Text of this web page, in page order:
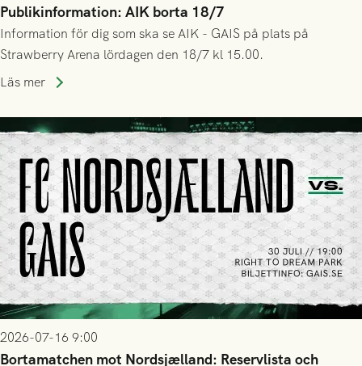
Publikinformation: AIK borta 18/7
Information för dig som ska se AIK - GAIS på plats på
Strawberry Arena lördagen den 18/7 kl 15.00.
Läs mer
2026-07-16 9:00
Bortamatchen mot Nordsjælland: Reservlista och